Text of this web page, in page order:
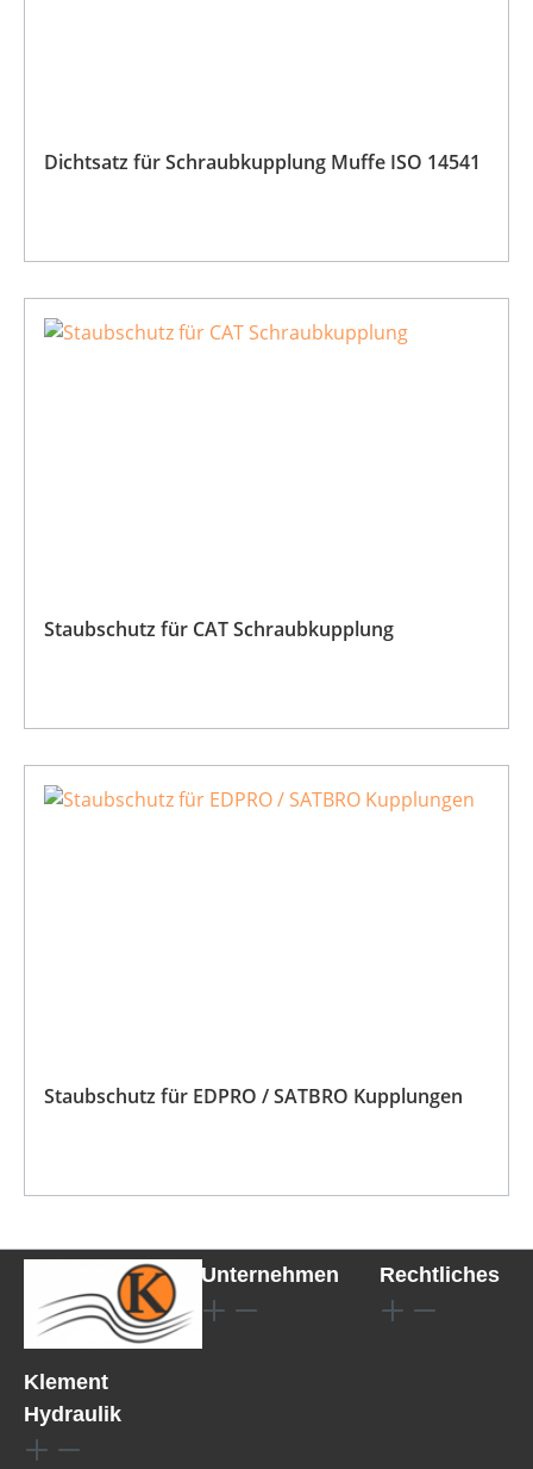
Dichtsatz für Schraubkupplung Muffe ISO 14541
Staubschutz für CAT Schraubkupplung
Staubschutz für EDPRO / SATBRO Kupplungen
Klement
Hydraulik
Unternehmen Rechtliches